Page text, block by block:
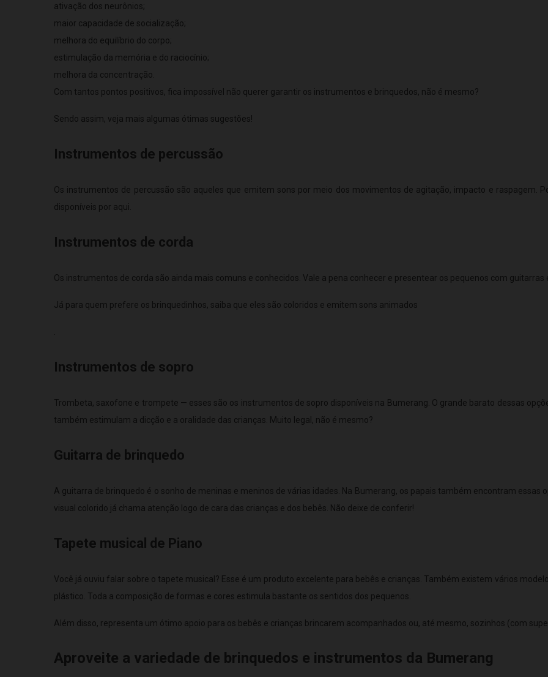
ativação dos neurônios;
maior capacidade de socialização;
melhora do equilíbrio do corpo;
estimulação da memória e do raciocínio;
melhora da concentração.
Com tantos pontos positivos, fica impossível não querer garantir os instrumentos e brinquedos, não é mesmo?
Sendo assim, veja mais algumas ótimas sugestões!
Instrumentos de percussão
Os instrumentos de percussão são aqueles que emitem sons por meio dos movimentos de agitação, impacto e raspagem.
disponíveis por aqui.
Instrumentos de corda
Os instrumentos de corda são ainda mais comuns e conhecidos. Vale a pena conhecer e presentear os pequenos com guitarras
Já para quem prefere os brinquedinhos, saiba que eles são coloridos e emitem sons animados
Instrumentos de sopro
Trombeta, saxofone e trompete — esses são os instrumentos de sopro disponíveis na Bumerang. O grande barato dessas
também estimulam a dicção e a oralidade das crianças. Muito legal, não é mesmo?
Guitarra de brinquedo
A guitarra de brinquedo é o sonho de meninas e meninos de várias idades. Na Bumerang, os papais também encontram
visual colorido já chama atenção logo de cara das crianças e dos bebês. Não deixe de conferir!
Tapete musical de Piano
Você já ouviu falar sobre o tapete musical? Esse é um produto excelente para bebês e crianças. Também existem vários
plástico. Toda a composição de formas e cores estimula bastante os sentidos dos pequenos.
Além disso, representa um ótimo apoio para os bebês e crianças brincarem acompanhados ou, até mesmo, sozinhos (com
Aproveite a variedade de brinquedos e instrumentos da Bumerang